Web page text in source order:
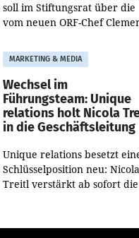
soll im Stiftungsrat über die
vom neuen ORF-Chef
Besetzungen für die
Direktionen abgestimmt
werden.
MARKETING & MEDIA
Wechsel im
Führungsteam: Unique
relations holt Nicola
in die Geschäftsleitung
Unique relations besetzt
Schlüsselposition neu: Nicola
Treitl verstärkt ab sofort die
Josef Kalina und Anna